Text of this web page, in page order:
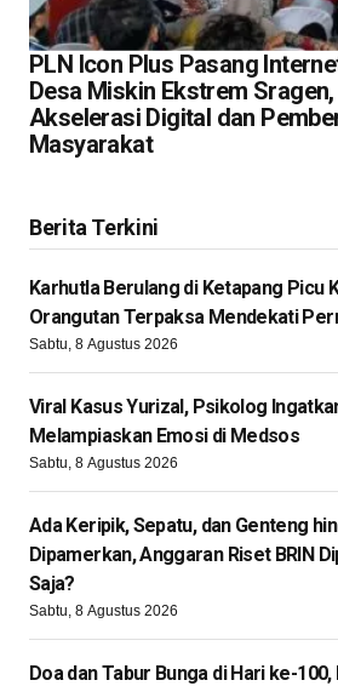
PLN Icon Plus Pasang
Desa Miskin Ekstrem
Akselerasi Digital dan
Masyarakat
Berita Terkini
Karhutla Berulang di Ketapang Picu
Orangutan Terpaksa Mendekati
Sabtu, 8 Agustus 2026
Viral Kasus Yurizal, Psikolog
Melampiaskan Emosi di Medsos
Sabtu, 8 Agustus 2026
Ada Keripik, Sepatu, dan Genteng
Dipamerkan, Anggaran Riset BRIN
Saja?
Sabtu, 8 Agustus 2026
Doa dan Tabur Bunga di Hari ke-